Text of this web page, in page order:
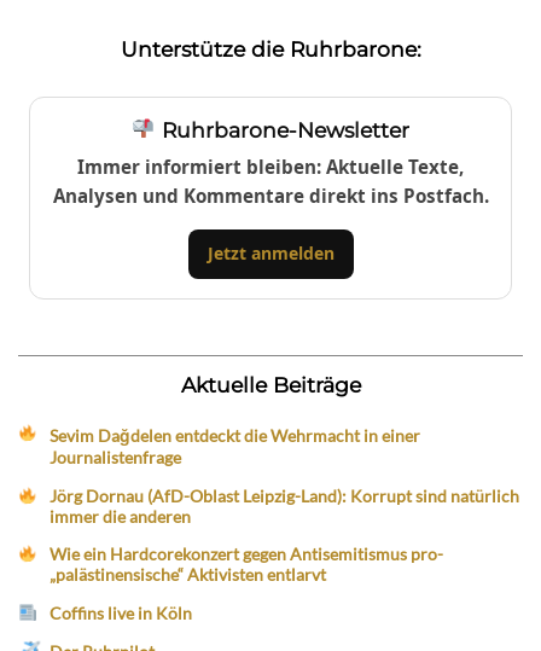
Unterstütze die Ruhrbarone:
Ruhrbarone-Newsletter
Immer informiert bleiben: Aktuelle Texte,
Analysen und Kommentare direkt ins Postfach.
Jetzt anmelden
Aktuelle Beiträge
Sevim Dağdelen entdeckt die Wehrmacht in einer
Journalistenfrage
Jörg Dornau (AfD-Oblast Leipzig-Land): Korrupt sind natürlich
immer die anderen
Wie ein Hardcorekonzert gegen Antisemitismus pro-
„palästinensische“ Aktivisten entlarvt
Coffins live in Köln